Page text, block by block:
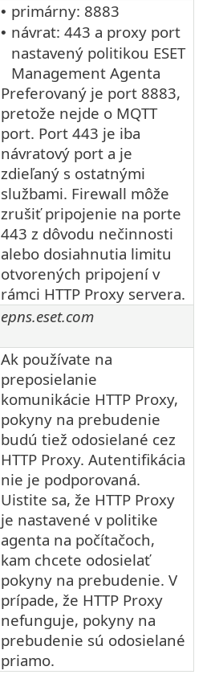
• primárny: 8883
• návrat: 443 a proxy port
nastavený politikou ESET
Management Agenta
Preferovaný je port 8883,
pretože nejde o MQTT
port. Port 443 je iba
návratový port a je
zdieľaný s ostatnými
službami. Firewall môže
zrušiť pripojenie na porte
443 z dôvodu nečinnosti
alebo dosiahnutia limitu
otvorených pripojení v
rámci HTTP Proxy servera.
epns.eset.com
Ak používate na
preposielanie
komunikácie HTTP Proxy,
pokyny na prebudenie
budú tiež odosielané cez
HTTP Proxy. Autentifikácia
nie je podporovaná.
Uistite sa, že HTTP Proxy
je nastavené v politike
agenta na počítačoch,
kam chcete odosielať
pokyny na prebudenie. V
prípade, že HTTP Proxy
nefunguje, pokyny na
prebudenie sú odosielané
priamo.